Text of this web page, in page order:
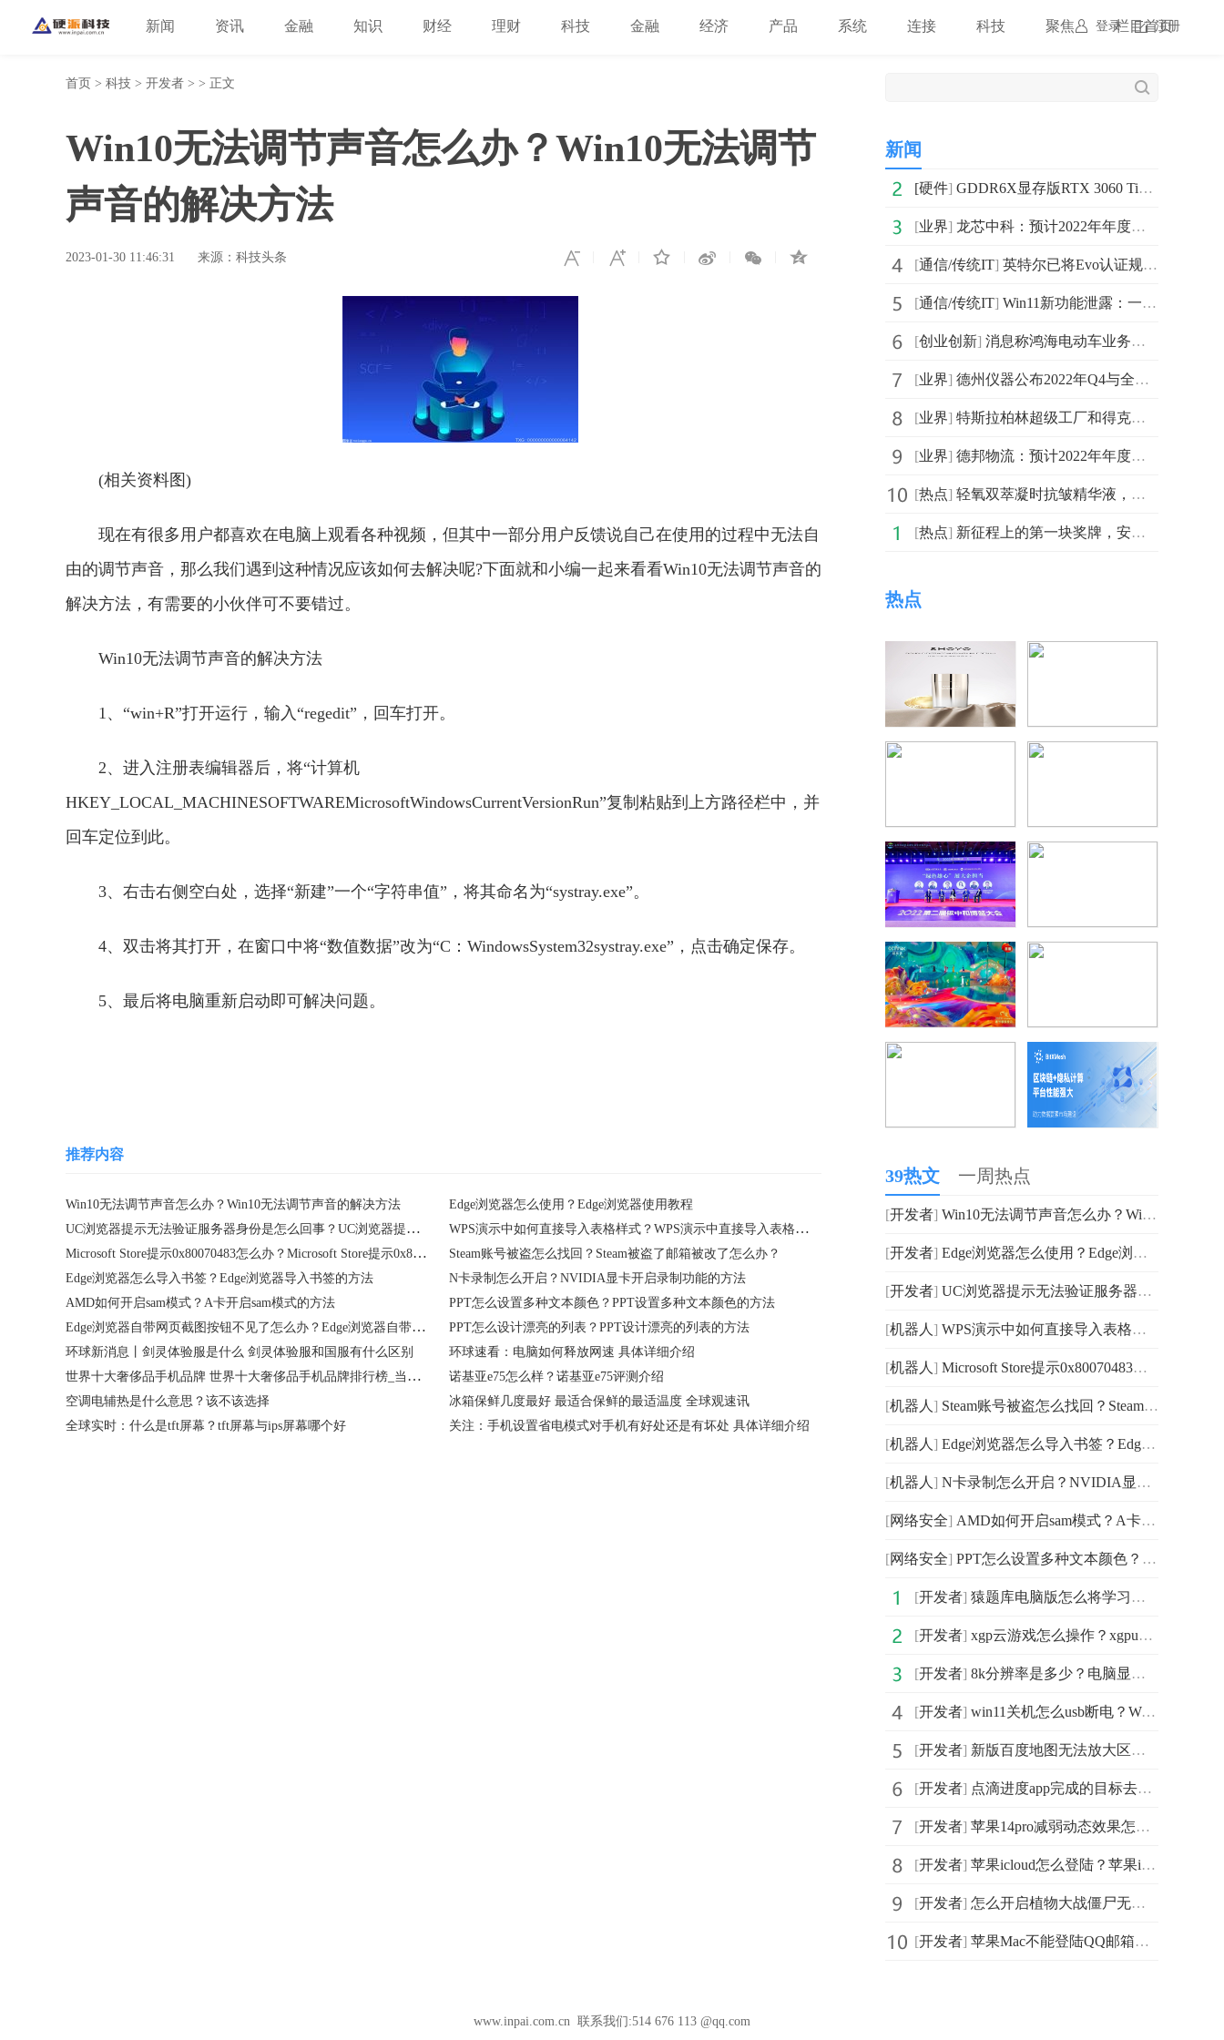
登录 注册
新闻 资讯 金融 知识 财经 理财 科技 金融 经济 产品 系统 连接 科技 聚焦 栏目首页
首页 > 科技 > 开发者 > > 正文
Win10无法调节声音怎么办？Win10无法调节
声音的解决方法
2023-01-30 11:46:31 来源：科技头条
(相关资料图)
现在有很多用户都喜欢在电脑上观看各种视频，但其中一部分用户反馈说自己在使用的过程中无法自
由的调节声音，那么我们遇到这种情况应该如何去解决呢?下面就和小编一起来看看Win10无法调节声音的
解决方法，有需要的小伙伴可不要错过。
Win10无法调节声音的解决方法
1、“win+R”打开运行，输入“regedit”，回车打开。
2、进入注册表编辑器后，将“计算机
HKEY_LOCAL_MACHINESOFTWAREMicrosoftWindowsCurrentVersionRun”复制粘贴到上方路径栏中，并
回车定位到此。
3、右击右侧空白处，选择“新建”一个“字符串值”，将其命名为“systray.exe”。
4、双击将其打开，在窗口中将“数值数据”改为“C：WindowsSystem32systray.exe”，点击确定保存。
5、最后将电脑重新启动即可解决问题。
推荐内容
Win10无法调节声音怎么办？Win10无法调节声音的解决方法 Edge浏览器怎么使用？Edge浏览器使用教程
UC浏览器提示无法验证服务器身份是怎么回事？UC浏览器提示无法验证服务器身份怎么办？
WPS演示中如何直接导入表格样式？WPS演示中直接导入表格样式来使用的方法
Microsoft Store提示0x80070483怎么办？Microsoft Store提示0x80070483的解决方法
Steam账号被盗怎么找回？Steam被盗了邮箱被改了怎么办？
Edge浏览器怎么导入书签？Edge浏览器导入书签的方法
N卡录制怎么开启？NVIDIA显卡开启录制功能的方法
AMD如何开启sam模式？A卡开启sam模式的方法
PPT怎么设置多种文本颜色？PPT设置多种文本颜色的方法
Edge浏览器自带网页截图按钮不见了怎么办？Edge浏览器自带网页截图按钮不见了怎么找回？
PPT怎么设计漂亮的列表？PPT设计漂亮的列表的方法
环球新消息丨剑灵体验服是什么 剑灵体验服和国服有什么区别
环球速看：电脑如何释放网速 具体详细介绍
世界十大奢侈品手机品牌 世界十大奢侈品手机品牌排行榜_当前速递
诺基亚e75怎么样？诺基亚e75评测介绍
空调电辅热是什么意思？该不该选择
冰箱保鲜几度最好 最适合保鲜的最适温度 全球观速讯
全球实时：什么是tft屏幕？tft屏幕与ips屏幕哪个好
关注：手机设置省电模式对手机有好处还是有坏处 具体详细介绍
新闻
[硬件] GDDR6X显存版RTX 3060 Ti测试：游戏性能只有2-5%的提升
[业界] 龙芯中科：预计2022年年度实现营业收入为78000万元到82000万元
[通信/传统IT] 英特尔已将Evo认证规则修改 允许使用“其他”独显
[通信/传统IT] Win11新功能泄露：一个新的音量合成器
[创业创新] 消息称鸿海电动车业务正与通用汽车洽谈代工订单
[业界] 德州仪器公布2022年Q4与全年财报 结束了其连续9个季度的
[业界] 特斯拉柏林超级工厂和得克萨斯超级工厂在投产之后 周产
[业界] 德邦物流：预计2022年年度实现归属于上市公司股东的净利
[热点] 轻氧双萃凝时抗皱精华液，焕活年轻肌底
[热点] 新征程上的第一块奖牌，安桥荣获digitaltrends 2023年度功放
热点
39热文 一周热点
[开发者] Win10无法调节声音怎么办？Win10无法调节声音的解决方法
[开发者] Edge浏览器怎么使用？Edge浏览器使用教程
[开发者] UC浏览器提示无法验证服务器身份是怎么回事？UC浏览器提
[机器人 ] WPS演示中如何直接导入表格样式？WPS演示中直接导入表格
[机器人 ] Microsoft Store提示0x80070483怎么办？Microsoft Stor
[机器人 ] Steam账号被盗怎么找回？Steam被盗了邮箱被改了怎么办？
[机器人 ] Edge浏览器怎么导入书签？Edge浏览器导入书签的方法
[机器人 ] N卡录制怎么开启？NVIDIA显卡开启录制功能的方法
[网络安全] AMD如何开启sam模式？A卡开启sam模式的方法
[网络安全] PPT怎么设置多种文本颜色？PPT设置多种文本颜色的方法
[开发者] 猿题库电脑版怎么将学习阶段设置为小学？猿题库学习阶段
[开发者] xgp云游戏怎么操作？xgpu玩xbox云游戏的方法
[开发者] 8k分辨率是多少？电脑显示器分辨率怎么调整？
[开发者] win11关机怎么usb断电？Win11小组件登录转圈怎么办？
[开发者] 新版百度地图无法放大区域怎么办? 百度地图设置地图大小
[开发者] 点滴进度app完成的目标去哪看?点滴进度怎么隐藏小部件顶部?
[开发者] 苹果14pro减弱动态效果怎么设置？苹果14pro单手模式怎么
[开发者] 苹果icloud怎么登陆？苹果icloud怎么进行云存储？
[开发者] 怎么开启植物大战僵尸无尽模式？植物大战僵尸怎么删存档
[开发者] 苹果Mac不能登陆QQ邮箱怎么办？苹果Mac邮件不能登陆QQ邮
www.inpai.com.cn 联系我们:514 676 113 @qq.com